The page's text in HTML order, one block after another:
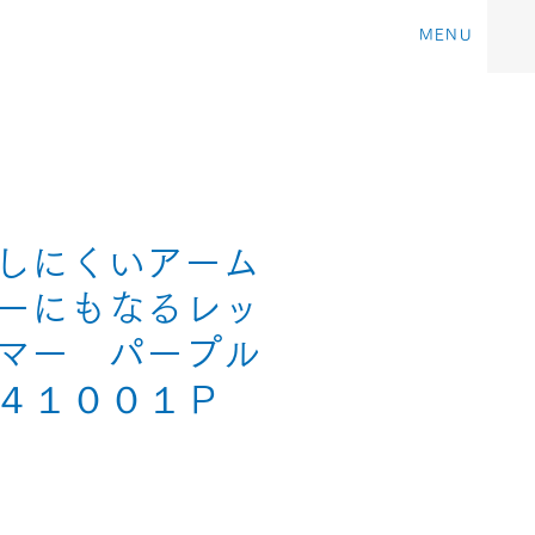
MENU
にくいアーム
にもなるレッ
ー パープル
１００１Ｐ